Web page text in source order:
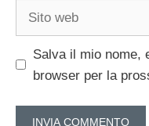
Sito
Salva il mio nome,
browser per la